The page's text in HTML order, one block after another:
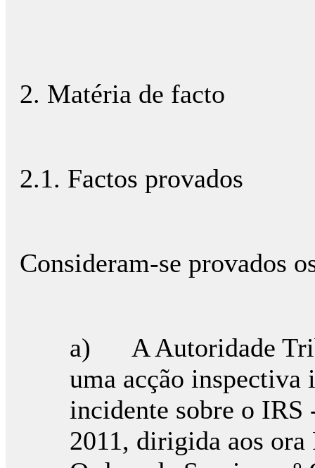
2. Matéria de facto
2.1. Factos provados
Consideram-se provados
a) A Autoridade
uma acção
incidente sobre o IRS
2011, dirigida aos ora